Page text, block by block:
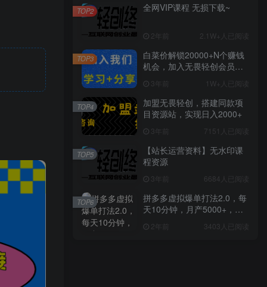
全网VIP课程 无损下载~
2年前 2.1W+人已阅读
TOP2
白菜价解锁20000+N个赚钱
机会，加入无畏轻创会员，
3年前 1W+人已阅读
TOP3
加盟无畏轻创，搭建同款项
目资源站，实现日入2000+
3年前 7151人已阅读
TOP4
【站长运营资料】无水印课
程资源
3年前 6684人已阅读
TOP5
拼多多虚拟爆单打法2.0，每
天10分钟，月产5000+，从0
2年前 3403人已阅读
TOP6